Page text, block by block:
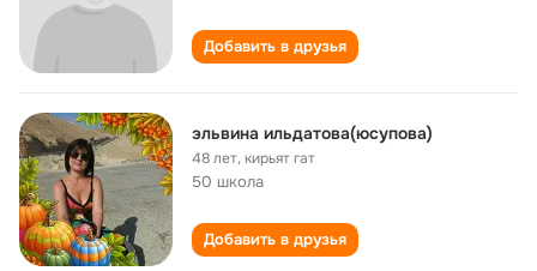
Добавить в друзья
эльвина ильдатова(юсупова)
48 лет,кирьят гат
50 школа
Добавить в друзья